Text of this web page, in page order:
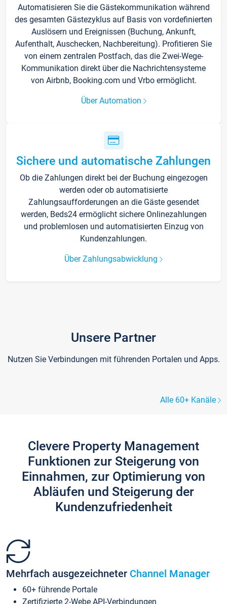
Automatisieren Sie die Gästekommunikation während
des gesamten Gästezyklus auf Basis von vordefinierten
Auslösern und Ereignissen (Buchung, Ankunft,
Aufenthalt, Auschecken, Nachbereitung). Profitieren Sie
von einem zentralen Postfach, das die Zwei-Wege-
Kommunikation direkt über die Nachrichtensysteme
von Airbnb, Booking.com und Vrbo ermöglicht.
Über Automation
Sichere und automatische Zahlungen
Ob die Zahlungen direkt bei der Buchung eingezogen
werden oder ob automatisierte
Zahlungsaufforderungen an die Gäste gesendet
werden, Beds24 ermöglicht sichere Onlinezahlungen
und problemlosen und automatisierten Einzug von
Kundenzahlungen.
Über Zahlungsabwicklung
Unsere Partner
Nutzen Sie Verbindungen mit führenden Portalen und Apps.
Alle 60+ Kanäle
Clevere Property Management
Funktionen zur Steigerung von
Einnahmen, zur Optimierung von
Abläufen und Steigerung der
Kundenzufriedenheit
Mehrfach ausgezeichneter Channel Manager
60+ führende Portale
Zertifizierte 2-Webe API-Verbindungen